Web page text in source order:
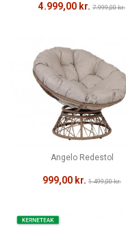
4.999,00 kr. 7.999,00 kr.
Angelo Redestol
999,00 kr. 1.499,00 kr.